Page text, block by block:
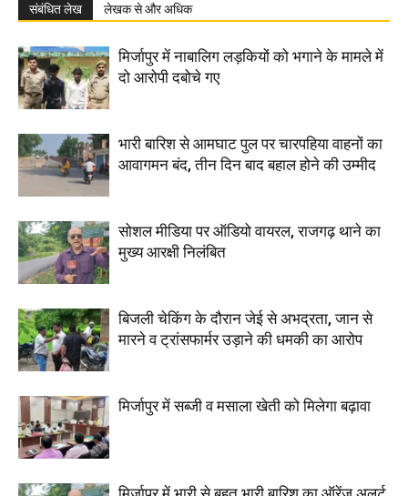
संबंधित लेख लेखक से और अधिक
मिर्जापुर में नाबालिग लड़कियों को भगाने के मामले में
दो आरोपी दबोचे गए
भारी बारिश से आमघाट पुल पर चारपहिया वाहनों का
आवागमन बंद, तीन दिन बाद बहाल होने की उम्मीद
सोशल मीडिया पर ऑडियो वायरल, राजगढ़ थाने का
मुख्य आरक्षी निलंबित
बिजली चेकिंग के दौरान जेई से अभद्रता, जान से
मारने व ट्रांसफार्मर उड़ाने की धमकी का आरोप
मिर्जापुर में सब्जी व मसाला खेती को मिलेगा बढ़ावा